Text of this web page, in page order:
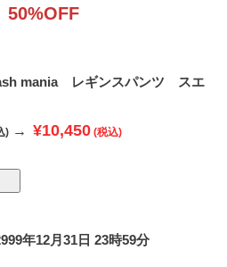
50%OFF
mania レギンスパンツ スエ
) → ¥10,450 (税込)
年12月31日 23時59分